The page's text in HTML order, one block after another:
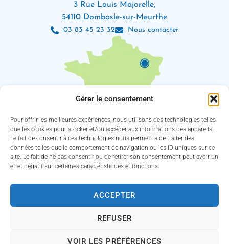
Gérer le consentement
Pour offrir les meilleures expériences, nous utilisons des technologies telles
que les cookies pour stocker et/ou accéder aux informations des appareils.
Le fait de consentir à ces technologies nous permettra de traiter des
données telles que le comportement de navigation ou les ID uniques sur ce
site. Le fait de ne pas consentir ou de retirer son consentement peut avoir un
effet négatif sur certaines caractéristiques et fonctions.
ACCEPTER
REFUSER
VOIR LES PRÉFÉRENCES
3 Rue Louis Majorelle,
54110 Dombasle-sur-Meurthe
03 83 45 23 32 Nous contacter
Les horaires d’ouverture
Lundi : 8h30 – 12h / 13h30 – 18h
Mardi, jeudi et vendredi : 8h30 – 12h / 13h30 – 16h30
(Service des eaux fermé le jeudi)